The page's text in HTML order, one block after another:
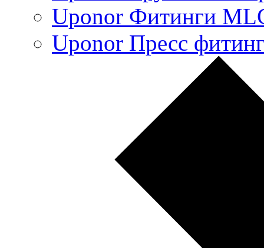
Uponor Фитинги
Uponor Пресс